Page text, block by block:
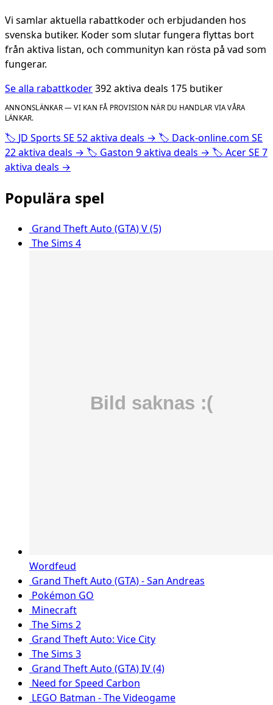
Vi samlar aktuella rabattkoder och erbjudanden hos
svenska butiker. Koder som slutar fungera flyttas bort
från aktiva listan, och communityn kan rösta på vad som
fungerar.
Se alla rabattkoder392 aktiva deals 175 butiker
ANNONSLÄNKAR — VI KAN FÅ PROVISION NÄR DU HANDLAR VIA VÅRA
LÄNKAR.
🏷️ JD Sports SE 52 aktiva deals → 🏷️ Dack-online.com SE
22 aktiva deals → 🏷️ Gaston 9 aktiva deals → 🏷️ Acer SE 7
aktiva deals →
Populära spel
Grand Theft Auto (GTA) V (5)
The Sims 4
Wordfeud
Grand Theft Auto (GTA) - San Andreas
Pokémon GO
Minecraft
The Sims 2
Grand Theft Auto: Vice City
The Sims 3
Grand Theft Auto (GTA) IV (4)
Need for Speed Carbon
LEGO Batman - The Videogame